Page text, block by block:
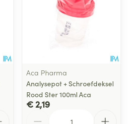
Aca Pharma
Analysepot + Schroefdeksel
Rood Ster 100ml Aca
€ 2,19